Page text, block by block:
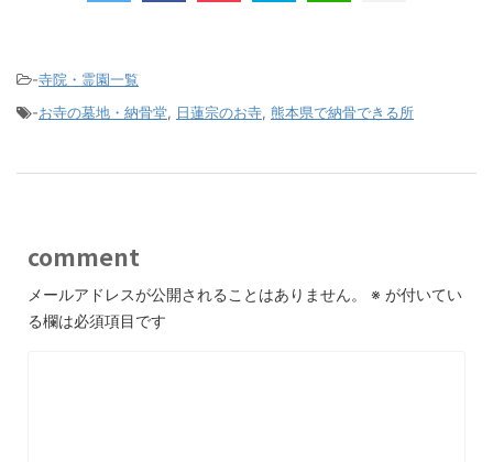
-寺院・霊園一覧
-お寺の墓地・納骨堂, 日蓮宗のお寺, 熊本県で納骨できる所
comment
メールアドレスが公開されることはありません。 ※ が付いてい
る欄は必須項目です